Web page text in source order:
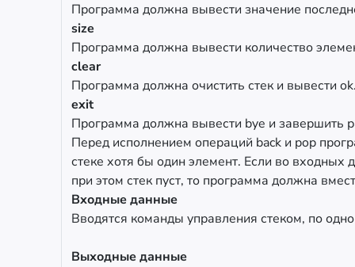
Программа должна вывести значение
size
Программа должна вывести количество
clear
Программа должна очистить стек и вывести
exit
Программа должна вывести bye и завершить
Перед исполнением операций back и pop
стеке хотя бы один элемент. Если во входных
при этом стек пуст, то программа должна
Входные данные
Вводятся команды управления стеком, по
Выходные данные